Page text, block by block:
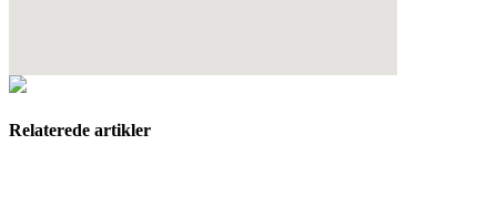
Relaterede artikler